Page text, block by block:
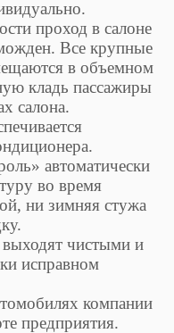
проход в салоне
Все крупные
в объемном
кладь пассажиры
салона.
автоматически
во время
ни зимняя стужа
чистыми и
исправном
компании
предприятия.